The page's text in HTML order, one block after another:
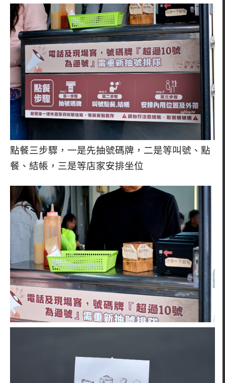
點餐三步驟，一是先抽號碼牌，二是等叫號、點
餐、結帳，三是等店家安排坐位